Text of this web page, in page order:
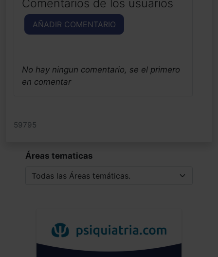
Comentarios de los usuarios
AÑADIR COMENTARIO
No hay ningun comentario, se el primero
en comentar
59795
Áreas tematicas